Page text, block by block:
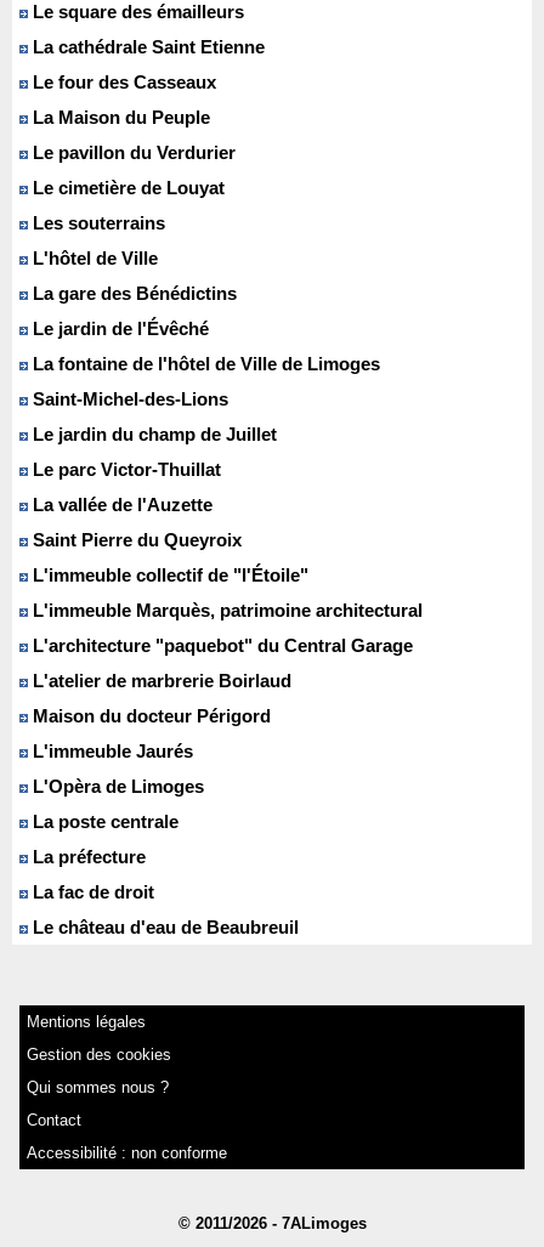
Le square des émailleurs
La cathédrale Saint Etienne
Le four des Casseaux
La Maison du Peuple
Le pavillon du Verdurier
Le cimetière de Louyat
Les souterrains
L'hôtel de Ville
La gare des Bénédictins
Le jardin de l'Évêché
La fontaine de l'hôtel de Ville de Limoges
Saint-Michel-des-Lions
Le jardin du champ de Juillet
Le parc Victor-Thuillat
La vallée de l'Auzette
Saint Pierre du Queyroix
L'immeuble collectif de "l'Étoile"
L'immeuble Marquès, patrimoine architectural
L'architecture "paquebot" du Central Garage
L'atelier de marbrerie Boirlaud
Maison du docteur Périgord
L'immeuble Jaurés
L'Opèra de Limoges
La poste centrale
La préfecture
La fac de droit
Le château d'eau de Beaubreuil
Mentions légales
Gestion des cookies
Qui sommes nous ?
Contact
Accessibilité : non conforme
© 2011/2026 - 7ALimoges